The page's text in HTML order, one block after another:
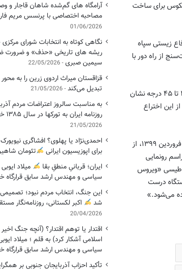
معکوس برای ساخت
و دفاع زیستی سپاه
از راه دور با
در هنگام نمایش این دستگاه برای خبرنگاران، حرارت بدن برخی افراد حاضر در مراسم ۴۱ تا ۴۵ درجه نشان
این اختراع
آخرین اختراع سپاه توسط حسین سلامی، فرمانده کل سپاه پاسداران روز، چهارشنبه ۲۷ فروردین ۱۳۹۹، از
رونمایی
«ویروس
این دستگاه درست
آذربایجان
به اهانت روزنامه ایران به تورکها در سال ۱۳۸۵
تایمز
درباره
آرامگاه های گم‌شده شاهان قاجار و
مصاحبه اختصاصی با پرنسس مریم
01/06/2026
نگاهی کوتاه به انتخابات شورای مرکزی
ریشه های تاریخی «حذف» و ضرورت
سیمین صبری 22/05/2026
قزاقستان میراث اردوی زرین را به
تبدیل می‌کند 21/05/2026
به مناسبت سالروز اعتراضات مردم
روزنامه ایران به تورکها در سال ۱۳۸۵ خاطرات حامد یگانه پور
21/05/2026
احمدی‌نژاد یا پهلوی؟ افشاگری
برای اپوزیسیون ایرانی
تئومان
ایران؛ قربانیِ منطقِ بقا
میلاد
سیاسی ‌و مهندس ارشد سابق قرارگاه
این جنگ، انتخاب مردم نبود؛ تصمیمی
شد
اکبر لکستانی، روزنامه‌نگار
20/04/2026
اقتدار یا توهم اقتدار؟ (آنچه جنگ
اسلامی آشکار کرد) به قلم ؛ میلاد
سیاسی و مهندس ارشد سابق قرارگاه
تأکید احزاب آذربایجان جنوبی بر